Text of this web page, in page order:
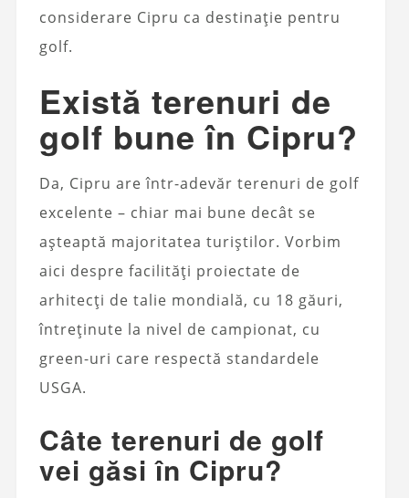
considerare Cipru ca destinație pentru
golf.
Există terenuri de
golf bune în Cipru?
Da, Cipru are într-adevăr terenuri de golf
excelente – chiar mai bune decât se
așteaptă majoritatea turiștilor. Vorbim
aici despre facilități proiectate de
arhitecți de talie mondială, cu 18 găuri,
întreținute la nivel de campionat, cu
green-uri care respectă standardele
USGA.
Câte terenuri de golf
vei găsi în Cipru?